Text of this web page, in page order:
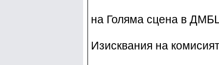
на Голяма сцена в
Изисквания на